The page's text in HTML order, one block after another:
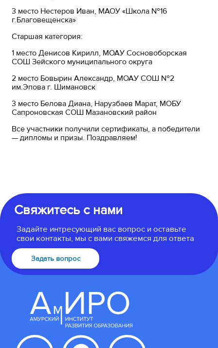
3 место Нестеров Иван, МАОУ «Школа №16
г.Благовещенска»
Старшая категория:
1 место Денисов Кирилл, МОАУ Сосновоборская
СОШ Зейского муниципального округа
2 место Бовырин Александр, МОАУ СОШ №2
им.Эпова г. Шимановск
3 место Белова Диана, Нарузбаев Марат, МОБУ
Сапроновская СОШ Мазановский район
Все участники получили сертификаты, а победители
— дипломы и призы. Поздравляем!
Свяжитесь с нами
Задайте интресующий вас вопрос и оставьте
свои контакты, мы с вами свяжемся для ответа
Задать вопрос